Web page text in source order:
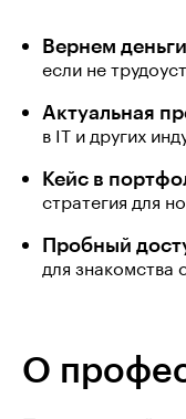
Вернем деньги
если не
Актуальная
в IT и других
Кейс в
стратегия для
Пробный
для знакомства
О